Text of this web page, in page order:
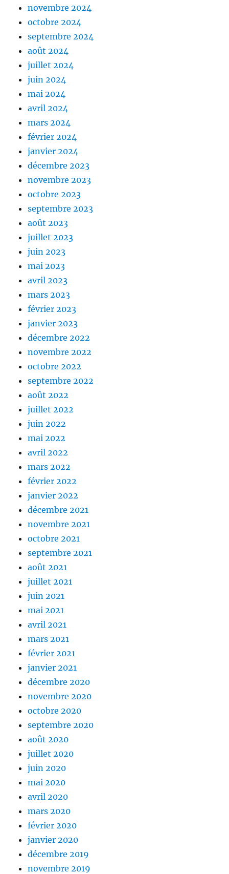
novembre 2024
octobre 2024
septembre 2024
août 2024
juillet 2024
juin 2024
mai 2024
avril 2024
mars 2024
février 2024
janvier 2024
décembre 2023
novembre 2023
octobre 2023
septembre 2023
août 2023
juillet 2023
juin 2023
mai 2023
avril 2023
mars 2023
février 2023
janvier 2023
décembre 2022
novembre 2022
octobre 2022
septembre 2022
août 2022
juillet 2022
juin 2022
mai 2022
avril 2022
mars 2022
février 2022
janvier 2022
décembre 2021
novembre 2021
octobre 2021
septembre 2021
août 2021
juillet 2021
juin 2021
mai 2021
avril 2021
mars 2021
février 2021
janvier 2021
décembre 2020
novembre 2020
octobre 2020
septembre 2020
août 2020
juillet 2020
juin 2020
mai 2020
avril 2020
mars 2020
février 2020
janvier 2020
décembre 2019
novembre 2019